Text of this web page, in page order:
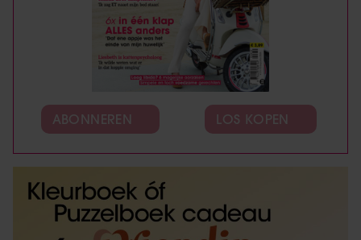
ABONNEREN LOS KOPEN